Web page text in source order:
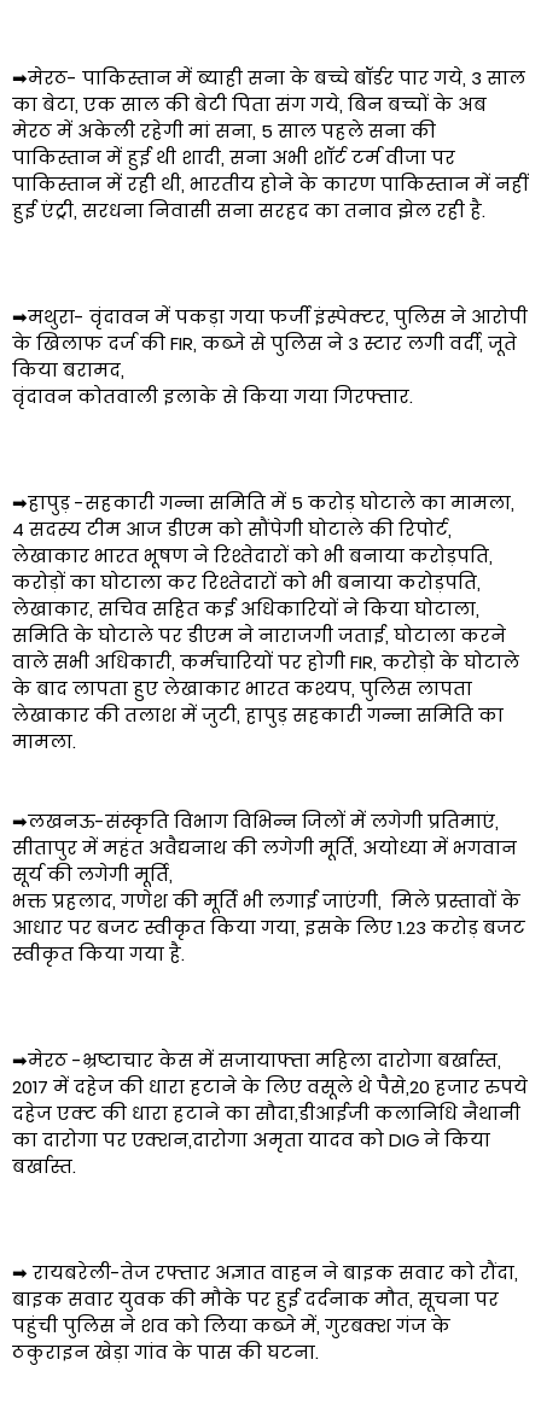
➡मेरठ- पाकिस्तान में ब्याही सना के बच्चे बॉर्डर पार गये, 3 साल
का बेटा, एक साल की बेटी पिता संग गये, बिन बच्चों के अब
मेरठ में अकेली रहेगी मां सना, 5 साल पहले सना की
पाकिस्तान में हुई थी शादी, सना अभी शॉर्ट टर्म वीजा पर
पाकिस्तान में रही थी, भारतीय होने के कारण पाकिस्तान में नहीं
हुई एंट्री, सरधना निवासी सना सरहद का तनाव झेल रही है.
➡मथुरा- वृंदावन में पकड़ा गया फर्जी इंस्पेक्टर, पुलिस ने आरोपी
के खिलाफ दर्ज की FIR, कब्जे से पुलिस ने 3 स्टार लगी वर्दी, जूते
किया बरामद,
वृंदावन कोतवाली इलाके से किया गया गिरफ्तार.
➡हापुड़ -सहकारी गन्ना समिति में 5 करोड़ घोटाले का मामला,
4 सदस्य टीम आज डीएम को सौंपेगी घोटाले की रिपोर्ट,
लेखाकार भारत भूषण ने रिश्तेदारों को भी बनाया करोड़पति,
करोड़ों का घोटाला कर रिश्तेदारों को भी बनाया करोड़पति,
लेखाकार, सचिव सहित कई अधिकारियों ने किया घोटाला,
समिति के घोटाले पर डीएम ने नाराजगी जताई, घोटाला करने
वाले सभी अधिकारी, कर्मचारियों पर होगी FIR, करोड़ो के घोटाले
के बाद लापता हुए लेखाकार भारत कश्यप, पुलिस लापता
लेखाकार की तलाश में जुटी, हापुड़ सहकारी गन्ना समिति का
मामला.
➡लखनऊ-संस्कृति विभाग विभिन्न जिलों में लगेगी प्रतिमाएं,
सीतापुर में महंत अवैद्यनाथ की लगेगी मूर्ति, अयोध्या में भगवान
सूर्य की लगेगी मूर्ति,
भक्त प्रहलाद, गणेश की मूर्ति भी लगाई जाएंगी, मिले प्रस्तावों के
आधार पर बजट स्वीकृत किया गया, इसके लिए 1.23 करोड़ बजट
स्वीकृत किया गया है.
➡मेरठ -भ्रष्टाचार केस में सजायाफ्ता महिला दारोगा बर्खास्त,
2017 में दहेज की धारा हटाने के लिए वसूले थे पैसे,20 हजार रुपये
दहेज एक्ट की धारा हटाने का सौदा,डीआईजी कलानिधि नैथानी
का दारोगा पर एक्शन,दारोगा अमृता यादव को DIG ने किया
बर्खास्त.
➡ रायबरेली-तेज रफ्तार अज्ञात वाहन ने बाइक सवार को रौंदा,
बाइक सवार युवक की मौके पर हुई दर्दनाक मौत, सूचना पर
पहुंची पुलिस ने शव को लिया कब्जे में, गुरबक्श गंज के
ठकुराइन खेड़ा गांव के पास की घटना.